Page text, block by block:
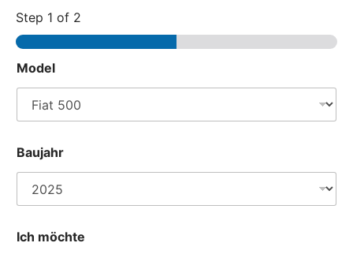
Step 1 of 2
i
e
s
*
Model
Baujahr
Ich möchte